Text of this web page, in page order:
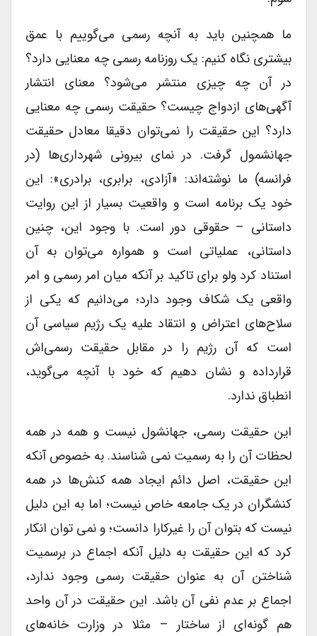
ما همچنین باید به آنچه رسمی می‌گوییم با عمق
بیشتری نگاه کنیم: یک روزنامه رسمی چه معنایی دارد؟
در آن چه چیزی منتشر می‌شود؟ معنای انتشار
آگهی‌های ازدواج چیست؟ حقیقت رسمی چه معنایی
دارد؟ این حقیقت را نمی‌توان دقیقا معادل حقیقت
جهانشمول گرفت. در نمای بیرونی شهرداری‌ها (در
فرانسه) ما نوشته‌اند: «آزادی، برابری، برادری»: این
خود یک برنامه است و واقعیت بسیار از این روایت
داستانی – حقوقی دور است. با وجود این، چنین
داستانی، عملیاتی است و همواره می‌توان به آن
استناد کرد ولو برای تاکید بر آنکه میان امر رسمی و امر
واقعی یک شکاف وجود دارد‌؛ می‌دانیم که یکی از
سلاح‌های اعتراض و انتقاد علیه یک رژیم سیاسی آن
است که آن رژیم را در مقابل حقیقت رسمی‌اش
قرارداده و نشان دهیم که خود با آنچه می‌گوید،
انطباق ندارد.
این حقیقت رسمی، جهانشول نیست و همه در همه
لحظات آن را به رسمیت نمی شناسند. به خصوص آنکه
این حقیقت، اصل دائم ایجاد همه کنش‌ها در همه
کنشگران در یک جامعه خاص نیست؛ اما به این دلیل
نیست که بتوان آن را غیر‌کارا دانست؛ و نمی توان انکار
کرد که این حقیقت به دلیل آنکه اجماع در برسمیت
شناختن آن به عنوان حقیقت رسمی وجود ندارد،
اجماع بر عدم نفی آن باشد. این حقیقت در آن واحد
هم گونه‌ای از ساختار – مثلا در وزارت خانه‌های